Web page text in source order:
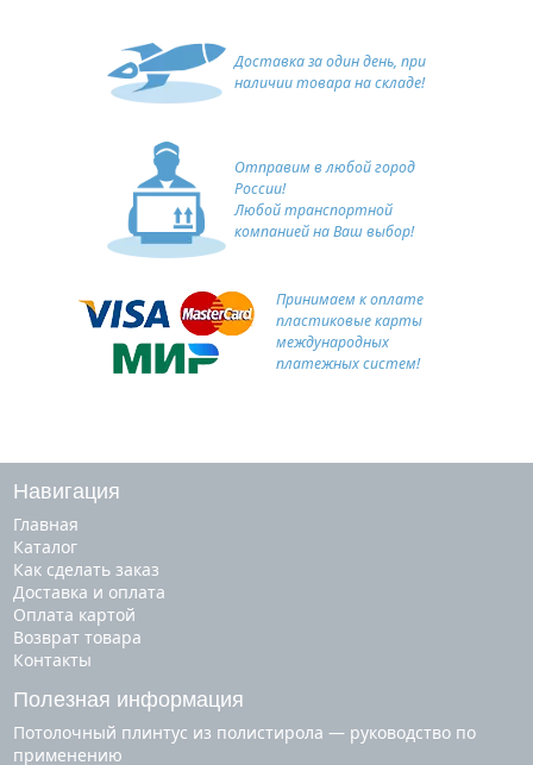
Доставка за один день, при
наличии товара на складе!
Отправим в любой город
России!
Любой транспортной
компанией на Ваш выбор!
Принимаем к оплате
пластиковые карты
международных
платежных систем!
Навигация
Главная
Каталог
Как сделать заказ
Доставка и оплата
Оплата картой
Возврат товара
Контакты
Полезная информация
Потолочный плинтус из полистирола — руководство по
применению